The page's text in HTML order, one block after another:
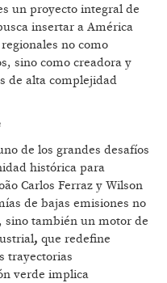
un proyecto integral de
insertar a América
no como
sino como creadora y
de alta complejidad
de los grandes desafíos
histórica para
Carlos Ferraz y Wilson
de bajas emisiones no
también un motor de
, que redefine
trayectorias
verde implica